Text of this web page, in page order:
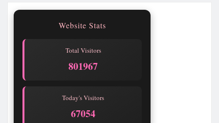
Website Stats
Total Visitors
801971
Today's Visitors
67058